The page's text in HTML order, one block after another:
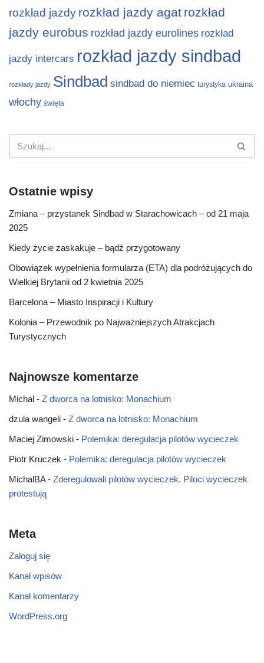
rozkład jazdy rozkład jazdy agat rozkład
jazdy eurobus rozkład jazdy eurolines rozkład
jazdy intercars rozkład jazdy sindbad
rozkłady jazdy Sindbad sindbad do niemiec turystyka ukraina
włochy święta
Ostatnie wpisy
Zmiana – przystanek Sindbad w Starachowicach – od 21 maja
2025
Kiedy życie zaskakuje – bądź przygotowany
Obowiązek wypełnienia formularza (ETA) dla podróżujących do
Wielkiej Brytanii od 2 kwietnia 2025
Barcelona – Miasto Inspiracji i Kultury
Kolonia – Przewodnik po Najważniejszych Atrakcjach
Turystycznych
Najnowsze komentarze
Michal - Z dworca na lotnisko: Monachium
dzula wangeli - Z dworca na lotnisko: Monachium
Maciej Zimowski - Polemika: deregulacja pilotów wycieczek
Piotr Kruczek - Polemika: deregulacja pilotów wycieczek
MichalBA- Zderegulowali pilotów wycieczek. Piloci wycieczek
protestują
Meta
Zaloguj się
Kanał wpisów
Kanał komentarzy
WordPress.org